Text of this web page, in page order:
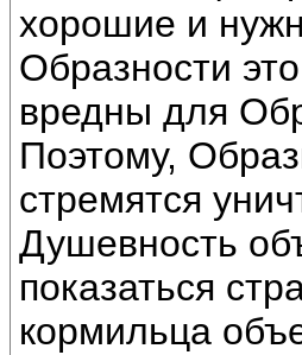
хорошие и
Образности
вредны для
Поэтому,
стремятся
Душевность
показаться
кормильца